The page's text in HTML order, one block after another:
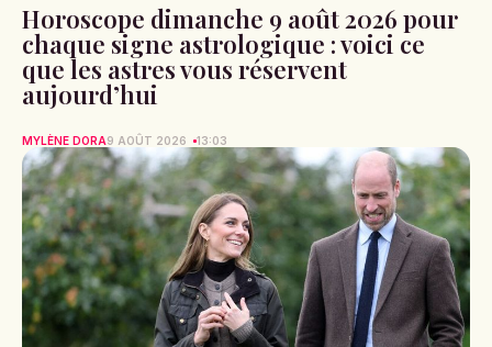
Horoscope dimanche 9 août 2026 pour
chaque signe astrologique : voici ce
que les astres vous réservent
aujourd’hui
MYLÈNE DORA9 AOÛT 2026 13:03